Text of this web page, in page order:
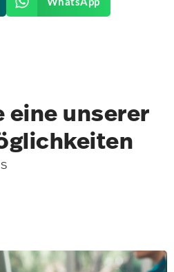
eine unserer